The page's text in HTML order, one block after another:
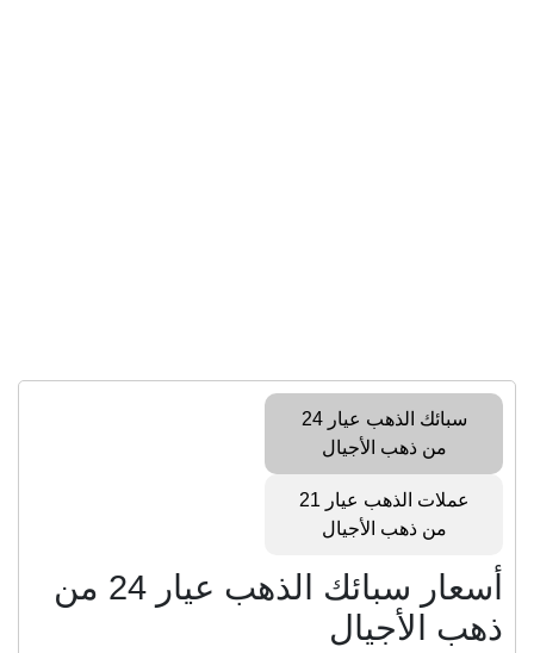
سبائك الذهب عيار 24
من ذهب الأجيال
عملات الذهب عيار 21
من ذهب الأجيال
أسعار سبائك الذهب عيار 24 من
ذهب الأجيال